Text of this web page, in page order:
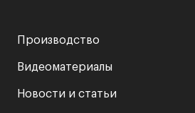
Производство
Видеоматериалы
Новости и статьи